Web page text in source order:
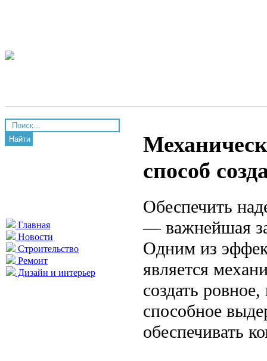
Найти
Главная
Новости
Строительство
Ремонт
Дизайн и интерьер
способ
Обеспечить
— важнейшая
Одним из
является
создать
способное
обеспечивать